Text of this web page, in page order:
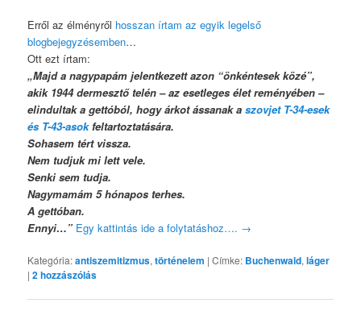
Erről az élményről hosszan írtam az egyik legelső
blogbejegyzésemben…
Ott ezt írtam:
„Majd a nagypapám jelentkezett azon “önkéntesek közé”,
akik 1944 dermesztő telén – az esetleges élet reményében –
elindultak a gettóból, hogy árkot ássanak aszovjet T-34-esek
és T-43-asokfeltartoztatására.
Sohasem tért vissza.
Nem tudjuk mi lett vele.
Senki sem tudja.
Nagymamám 5 hónapos terhes.
A gettóban.
Ennyi…” Egy kattintás ide a folytatáshoz…. →
Kategória:antiszemitizmus,történelem |Címke: Buchenwald,láger
|2hozzászólás